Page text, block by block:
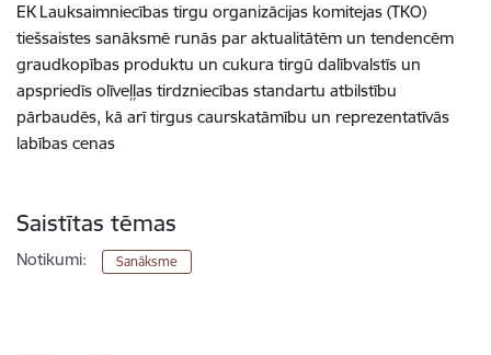
EK Lauksaimniecības tirgu organizācijas komitejas (TKO)
tiešsaistes sanāksmē runās par aktualitātēm un tendencēm
graudkopības produktu un cukura tirgū dalībvalstīs un
apspriedīs olīveļļas tirdzniecības standartu atbilstību
pārbaudēs, kā arī tirgus caurskatāmību un reprezentatīvās
labības cenas
Saistītas tēmas
Notikumi: Sanāksme